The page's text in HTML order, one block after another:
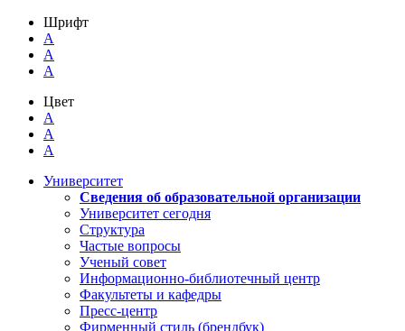
Шрифт
A
A
A
Цвет
A
A
A
Университет
Сведения об образовательной организации
Университет сегодня
Структура
Частые вопросы
Ученый совет
Информационно-библиотечный центр
Факультеты и кафедры
Пресс-центр
Фирменный стиль (брендбук)